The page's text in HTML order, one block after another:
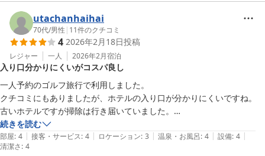
utachanhaihai
70代/男性 | 11件のクチコミ
4 2026年2月18日投稿
レジャー 一人 2026年2月宿泊
入り口分かりにくいがコスパ良し
一人予約のゴルフ旅行で利用しました。
クチコミにもありましたが、ホテルの入り口が分かりにくいですね。
古いホテルですが掃除は行き届いていました。
利用客が少なかったせいか、お風呂は貸し切りでした。バスタオルは有
料とありましたが、借りませんでした。
コスパは良いですね。
続きを読む
部屋: 4 | 接客・サービス: 4 | ロケーション: 3 | 温泉・お風呂: 4 | 設備: 4 |
清潔さ: 4